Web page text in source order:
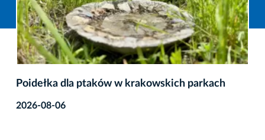
Poidełka dla ptaków w krakowskich parkach
2026-08-06